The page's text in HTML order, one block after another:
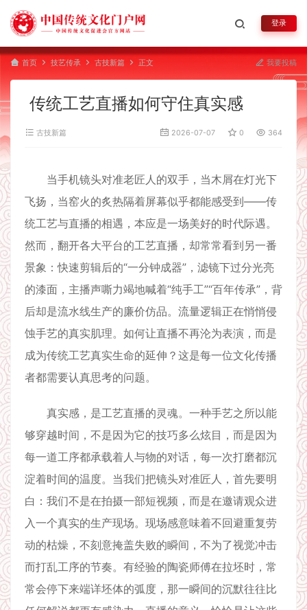
登录
首页 技艺传承 古技新篇 正文 我要投稿
传统工艺直播如何守住真实感
古技新篇 2026-07-07 0 364
当手机镜头对准老匠人的双手，当木屑在灯光下
飞扬，当窑火的炙热隔着屏幕似乎都能感受到——传
统工艺与直播的相遇，本应是一场美好的时代际遇。
然而，翻开各大平台的工艺直播，却常常看到另一番
景象：快速剪辑后的“一分钟成器”，滤镜下过分光亮
的漆面，主播声嘶力竭地喊着“纯手工”“百年传承”，背
后却是流水线生产的廉价仿品。流量逻辑正在悄悄侵
蚀手艺的真实肌理。如何让直播不再沦为表演，而是
成为传统工艺真实生命的延伸？这是每一位文化传播
者都需要认真思考的问题。
真实感，是工艺直播的灵魂。一种手艺之所以能
够穿越时间，不是因为它的技巧多么炫目，而是因为
每一道工序都承载着人与物的对话，每一次打磨都沉
淀着时间的温度。当我们把镜头对准匠人，首先要明
白：我们不是在拍摄一部短视频，而是在邀请观众进
入一个真实的生产现场。现场感意味着不回避重复劳
动的枯燥，不刻意掩盖失败的瞬间，不为了视觉冲击
而打乱工序的节奏。有经验的陶瓷师傅在拉坯时，常
常会停下来端详坯体的弧度，那一瞬间的沉默往往比